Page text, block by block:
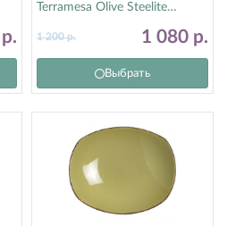
р.
Terramesa Olive Steelite
1 080 р.
1 200р.
Выбрать